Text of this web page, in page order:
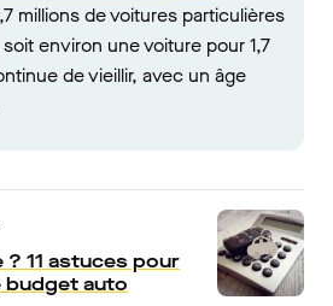
millions de voitures particulières
soit environ une voiture pour 1,7
de vieillir, avec un âge
11 astuces pour
budget auto